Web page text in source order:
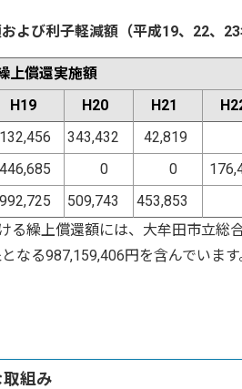
び利子軽減額（平成19、22、23
上償還実施額
H19
H20 H21
132,456 343,432 42,819
446,685 0 0
992,725 509,743 453,853
る繰上償還額には、大牟田市立
なる987,159,406円を含んでいます
組み